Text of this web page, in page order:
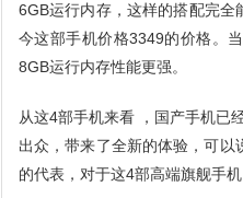
6GB运行内存，这样的搭配完全
今这部手机价格3349的价格。
8GB运行内存性能更强。
从这4部手机来看 ，国产手机已
出众，带来了全新的体验，可
的代表，对于这4部高端旗舰手机